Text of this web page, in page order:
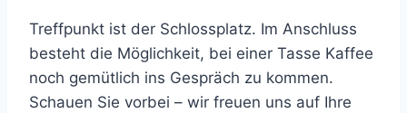
Treffpunkt ist der Schlossplatz. Im Anschluss
besteht die Möglichkeit, bei einer Tasse Kaffee
noch gemütlich ins Gespräch zu kommen.
Schauen Sie vorbei – wir freuen uns auf Ihre